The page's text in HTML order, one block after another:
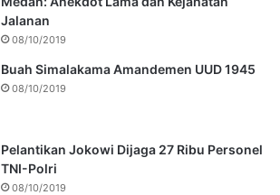
Jalanan
08/10/2019
Buah Simalakama Amandemen UUD 1945
08/10/2019
Pelantikan Jokowi Dijaga 27 Ribu Personel
TNI-Polri
08/10/2019